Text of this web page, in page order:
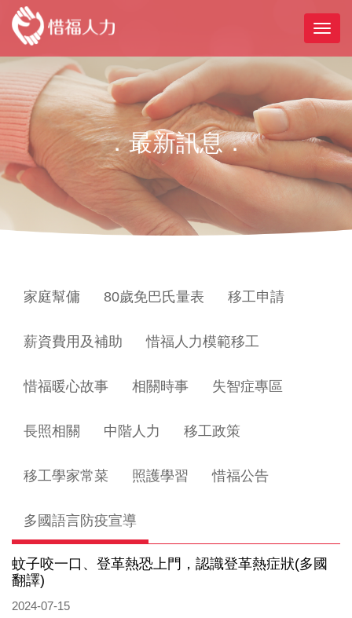
．最新訊息．
家庭幫傭 80歲免巴氏量表 移工申請
薪資費用及補助 惜福人力模範移工
惜福暖心故事 相關時事 失智症專區
長照相關 中階人力 移工政策
移工學家常菜 照護學習 惜福公告
多國語言防疫宣導
蚊子咬一口、登革熱恐上門，認識登革熱症狀(多國
翻譯)
2024-07-15